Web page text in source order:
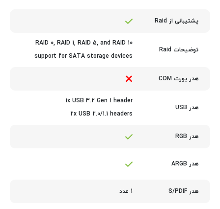
پشتیبانی از Raid
توضیحات Raid
RAID 0, RAID 1, RAID 5, and RAID 10
support for SATA storage devices
هدر پورت COM
هدر USB
1x USB 3.2 Gen 1 header
2x USB 2.0/1.1 headers
هدر RGB
هدر ARGB
هدر S/PDIF 1 عدد